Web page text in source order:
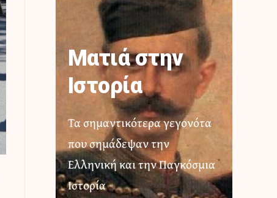
Ματιά στην
Ιστορία
Τα σημαντικότερα γεγονότα
που σημάδεψαν την
Ελληνική και την Παγκόσμια
Ιστορία